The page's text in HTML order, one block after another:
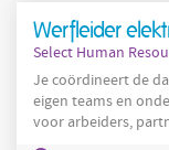
Werfleider
Select Human
Je coördineert de
eigen teams en onderaannemers
voor arbeiders, partners en